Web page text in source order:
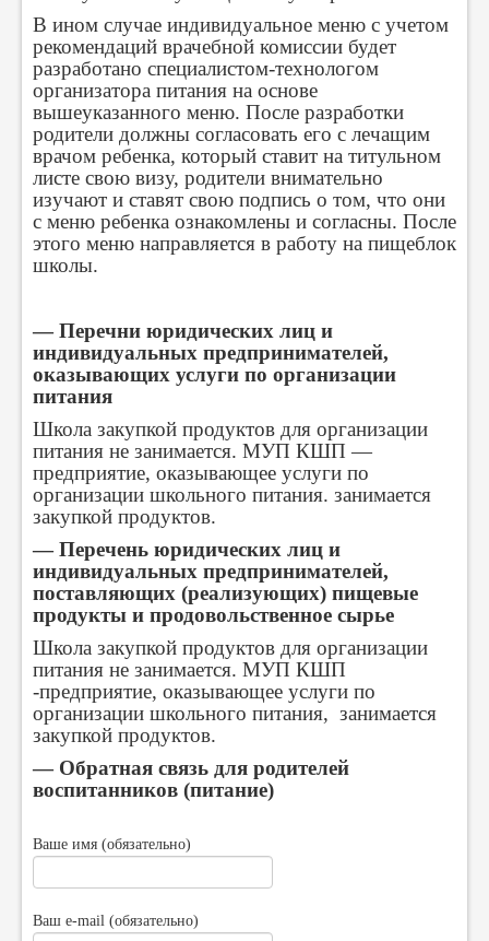
В ином случае индивидуальное меню с учетом
рекомендаций врачебной комиссии будет
разработано специалистом-технологом
организатора питания на основе
вышеуказанного меню. После разработки
родители должны согласовать его с лечащим
врачом ребенка, который ставит на титульном
листе свою визу, родители внимательно
изучают и ставят свою подпись о том, что они
с меню ребенка ознакомлены и согласны. После
этого меню направляется в работу на пищеблок
школы.
— Перечни юридических лиц и
индивидуальных предпринимателей,
оказывающих услуги по организации
питания
Школа закупкой продуктов для организации
питания не занимается. МУП КШП —
предприятие, оказывающее услуги по
организации школьного питания. занимается
закупкой продуктов.
— Перечень юридических лиц и
индивидуальных предпринимателей,
поставляющих (реализующих) пищевые
продукты и продовольственное сырье
Школа закупкой продуктов для организации
питания не занимается. МУП КШП
-предприятие, оказывающее услуги по
организации школьного питания, занимается
закупкой продуктов.
— Обратная связь для родителей
воспитанников (питание)
Ваше имя (обязательно)
Ваш e-mail (обязательно)